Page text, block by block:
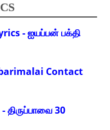
- ஐயப்பன் பக்தி
Contact
30